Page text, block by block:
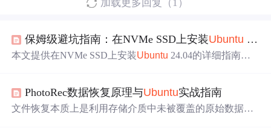
加载更多回复（1）
保姆级避坑指南：在NVMe SSD上安装Ubuntu
本文提供在NVMe SSD上安装Ubuntu 24.04的详细指南，
装陷阱，实现无痛安装和后期调优。
PhotoRec数据恢复原理与Ubuntu实战指南
文件恢复本质上是利用存储介质中未被覆盖的原始数据块